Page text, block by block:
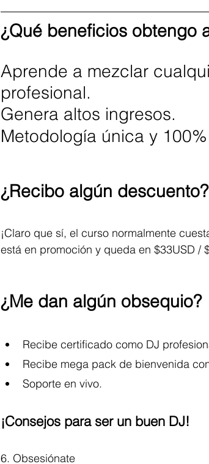
¿Qué beneficios obtengo
Aprende a mezclar
profesional.
Genera altos ingresos.
Metodología única y
¿Recibo algún descuento?
¡Claro que sí, el curso normalmente
está en promoción y queda en $33USD /
¿Me dan algún obsequio?
Recibe certificado como DJ
Recibe mega pack de bienvenida
Soporte en vivo.
¡Consejos para ser un buen DJ!
6. Obsesiónate